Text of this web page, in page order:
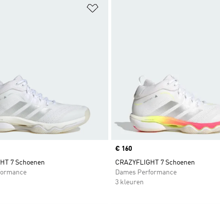
7 Schoenen
Price
€ 160
CRAZYFLIGHT 7 Schoenen
Dames Performance
3 kleuren